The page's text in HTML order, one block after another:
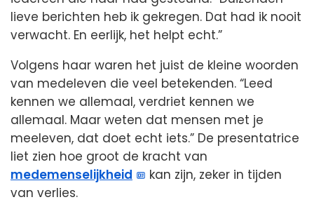
lieve berichten heb ik gekregen. Dat had ik nooit
verwacht. En eerlijk, het helpt echt.”
Volgens haar waren het juist de kleine woorden
van medeleven die veel betekenden. “Leed
kennen we allemaal, verdriet kennen we
allemaal. Maar weten dat mensen met je
meeleven, dat doet echt iets.” De presentatrice
liet zien hoe groot de kracht van
medemenselijkheid
kan zijn, zeker in tijden
van verlies.